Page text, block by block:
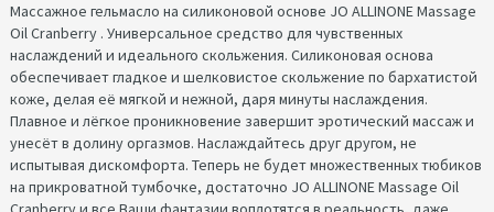
Массажное гельмасло на силиконовой основе JO ALLINONE Massage
Oil Cranberry . Универсальное средство для чувственных
наслаждений и идеального скольжения. Силиконовая основа
обеспечивает гладкое и шелковистое скольжение по бархатистой
коже, делая её мягкой и нежной, даря минуты наслаждения.
Плавное и лёгкое проникновение завершит эротический массаж и
унесёт в долину оргазмов. Наслаждайтесь друг другом, не
испытывая дискомфорта. Теперь не будет множественных тюбиков
на прикроватной тумбочке, достаточно JO ALLINONE Massage Oil